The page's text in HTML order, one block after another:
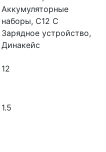
Аккумуляторные
наборы, C12 C
Зарядное устройство,
Динакейс
12
1.5